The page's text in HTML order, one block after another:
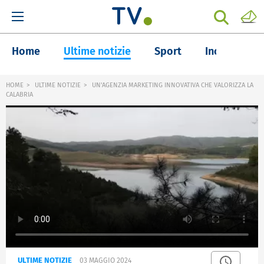
Home Ultime notizie Sport Inchieste
HOME ULTIME NOTIZIE
UN'AGENZIA MARKETING INNOVATIVA CHE VALORIZZA LA
CALABRIA
ULTIME NOTIZIE 03 MAGGIO 2024